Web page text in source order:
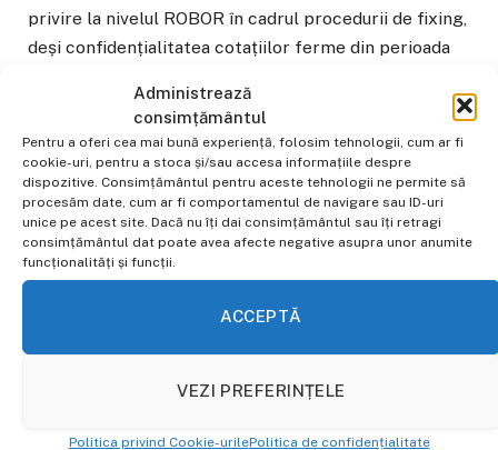
Administrează
consimțământul
Pentru a oferi cea mai bună experiență, folosim tehnologii, cum ar fi
cookie-uri, pentru a stoca și/sau accesa informațiile despre
dispozitive. Consimțământul pentru aceste tehnologii ne permite să
procesăm date, cum ar fi comportamentul de navigare sau ID-uri
unice pe acest site. Dacă nu îți dai consimțământul sau îți retragi
consimțământul dat poate avea afecte negative asupra unor anumite
funcționalități și funcții.
ACCEPTĂ
VEZI PREFERINȚELE
Politica privind Cookie-urilePolitica de confidențialitate
privire la nivelul ROBOR în cadrul procedurii de fixing,
deși confidențialitatea cotațiilor ferme din perioada
concurență, cât și de reglementările naționale și
europene.
„Concret, în cadrul procedurii de fixing, când cotațiile
ferme ar trebui să fie independente, băncile și-au
coordonat comportamentul în funcție de cotațiile
concurenților. Independența cotațiilor din perioada de
fixing este importantă, cu atât mai mult în cazul
tranzacții nu poate fi folosită ca indicator relevant”,